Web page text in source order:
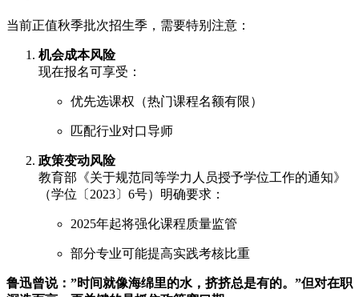
当前正值秋季批次招生季，需要特别注意：
机会成本风险
现在报名可享受：
优先选课权（热门课程名额有限）
匹配行业对口导师
政策变动风险
教育部《关于规范同等学力人员授予学位工作的通知》
（学位〔2023〕6号）明确要求：
2025年起将强化课程质量监管
部分专业可能提高实践考核比重
鲁迅曾说：”时间就像海绵里的水，挤挤总是有的。”但对在职